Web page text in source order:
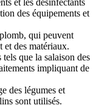
et les désinfectants
des équipements et
qui peuvent
et des matériaux.
tels que la salaison des
impliquant de
des légumes et
sont utilisés.